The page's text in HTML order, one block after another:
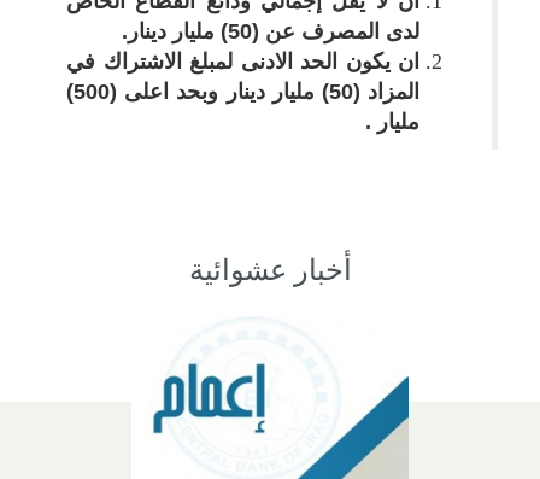
لدى المصرف عن (50) مليار دينار.
ان يكون الحد الادنى لمبلغ الاشتراك في
المزاد (50) مليار دينار وبحد اعلى (500)
مليار .
أخبار عشوائية